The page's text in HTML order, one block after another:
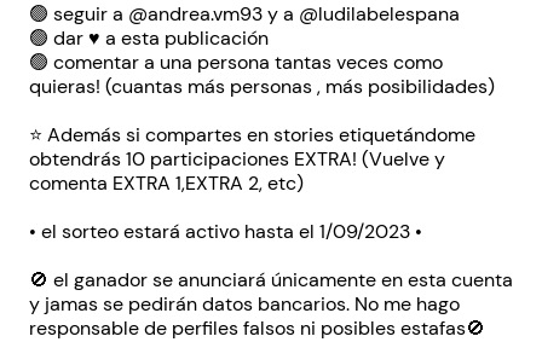
🟢 seguir a @andrea.vm93 y a @ludilabelespana
🟢 dar ♥️ a esta publicación
🟢 comentar a una persona tantas veces como
quieras! (cuantas más personas , más posibilidades)
⭐️ Además si compartes en stories etiquetándome
obtendrás 10 participaciones EXTRA! (Vuelve y
comenta EXTRA 1,EXTRA 2, etc)
• el sorteo estará activo hasta el 1/09/2023 •
🚫 el ganador se anunciará únicamente en esta cuenta
y jamas se pedirán datos bancarios. No me hago
responsable de perfiles falsos ni posibles estafas🚫